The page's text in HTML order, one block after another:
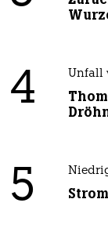
4 Unfall
5